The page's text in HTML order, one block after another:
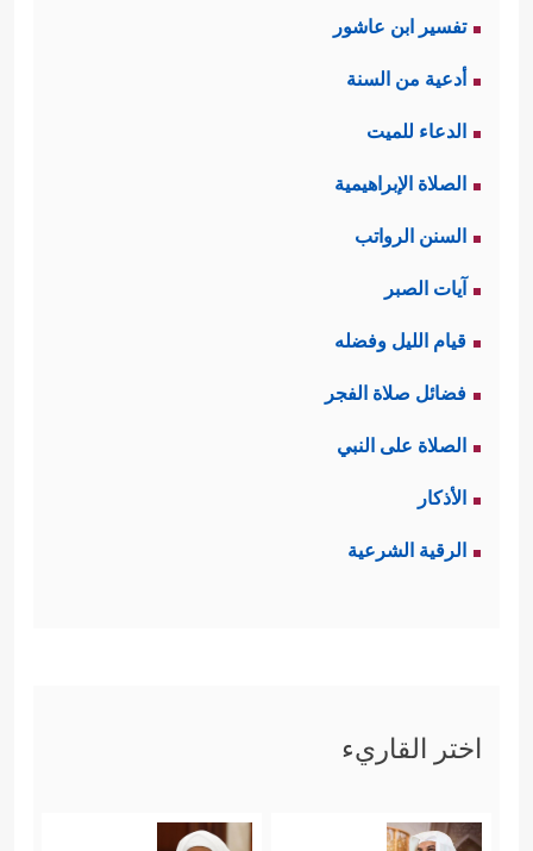
تفسير ابن عاشور
أدعية من السنة
الدعاء للميت
الصلاة الإبراهيمية
السنن الرواتب
آيات الصبر
قيام الليل وفضله
فضائل صلاة الفجر
الصلاة على النبي
الأذكار
الرقية الشرعية
اختر القاريء